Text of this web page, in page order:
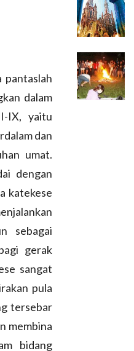
pantaslah
dalam
IX, yaitu
dan
umat.
dengan
katekese
sebagai
gerak
sangat
pula
tersebar
membina
bidang
Gendis.ID